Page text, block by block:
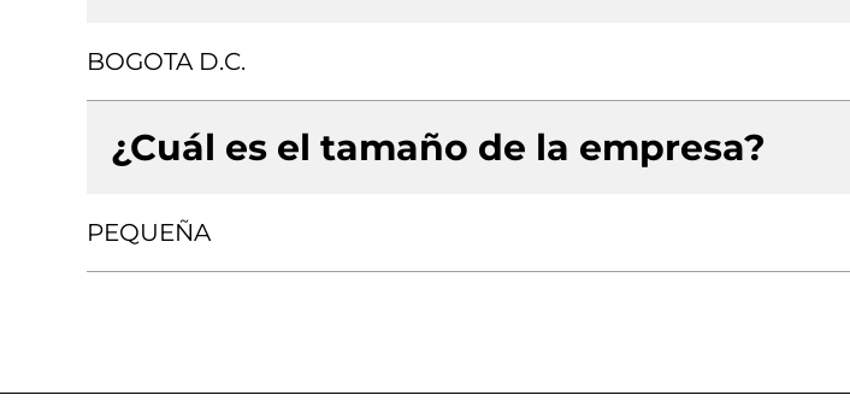
BOGOTA D.C.
¿Cuál es el tamaño de la empresa?
PEQUEÑA